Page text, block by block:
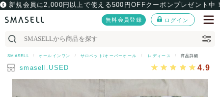
新規会員に2,000円以上で使える500円OFFクーポンプレゼント中
無料会員登録 ログイン
SMASELL オールインワン サロペット/オーバーオール レディース 商品詳細
smasell.USED 4.9